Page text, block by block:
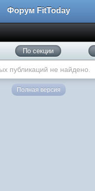
Форум FitToday
По секции
публикаций не найдено.
Полная версия